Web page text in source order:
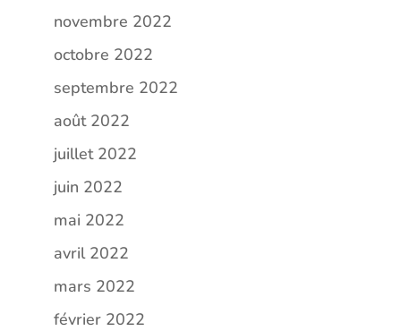
novembre 2022
octobre 2022
septembre 2022
août 2022
juillet 2022
juin 2022
mai 2022
avril 2022
mars 2022
février 2022